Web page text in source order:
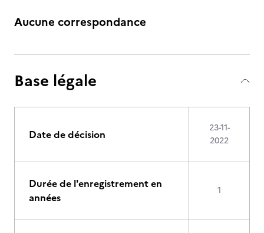
Aucune correspondance
Base légale
Date de décision
23-11-
2022
Durée de l'enregistrement en
années
1